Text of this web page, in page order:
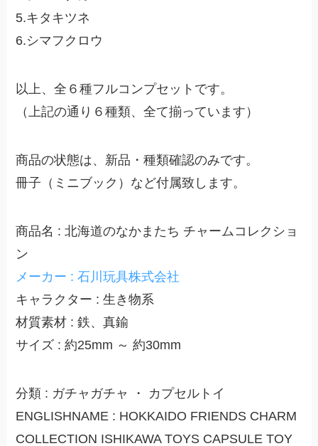
5.キタキツネ
6.シマフクロウ
以上、全６種フルコンプセットです。
（上記の通り６種類、全て揃っています）
商品の状態は、新品・種類確認のみです。
冊子（ミニブック）など付属致します。
商品名 : 北海道のなかまたち チャームコレクショ
ン
メーカー : 石川玩具株式会社
キャラクター : 生き物系
材質素材 : 鉄、真鍮
サイズ : 約25mm ～ 約30mm
分類 : ガチャガチャ ・ カプセルトイ
ENGLISHNAME : HOKKAIDO FRIENDS CHARM
COLLECTION ISHIKAWA TOYS CAPSULE TOY